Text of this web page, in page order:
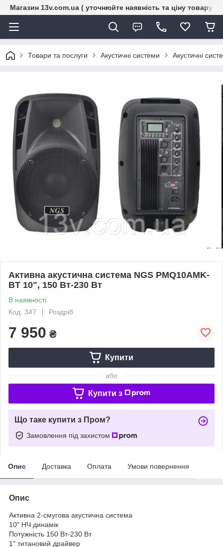
Магазин 13v.com.ua ( уточнюйте наявність та ціну товару
Товари та послуги Акустичні системи Акустичні
Активна акустична система NGS PMQ10AMK-
BT 10", 150 Вт-230 Вт
В наявності
Код: 347
Роздріб
7 950 ₴
Купити
або
Купити з
Що таке купити з Пром?
Замовлення під захистом
Опис Доставка Оплата Умови повернення
Опис
Активна 2-смугова акустична система
10" НЧ динамік
Потужність 150 Вт-230 Вт
1" титановий драйвер